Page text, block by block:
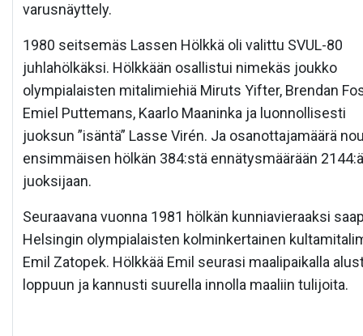
varusnäyttely.
1980 seitsemäs Lassen Hölkkä oli valittu SVUL-80
juhlahölkäksi. Hölkkään osallistui nimekäs joukko
olympialaisten mitalimiehiä Miruts Yifter, Brendan
Emiel Puttemans, Kaarlo Maaninka ja luonnollisesti
juoksun ”isäntä” Lasse Virén. Ja osanottajamäärä
ensimmäisen hölkän 384:stä ennätysmäärään
juoksijaan.
Seuraavana vuonna 1981 hölkän kunniavieraaksi
Helsingin olympialaisten kolminkertainen
Emil Zatopek. Hölkkää Emil seurasi maalipaikalla
loppuun ja kannusti suurella innolla maaliin tulijoita.